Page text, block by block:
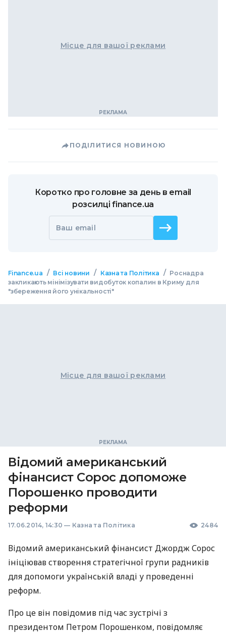
Місце для вашої реклами
ПОДІЛИТИСЯ НОВИНОЮ
Коротко про головне за день в email
розсилці finance.ua
Ваш email
Finance.ua / Всі новини / Казна та Політика / Роснадра
закликають мінімізувати видобуток копалин в Криму для
"збереження його унікальності"
Місце для вашої реклами
Відомий американський
фінансист Сорос допоможе
Порошенко проводити
реформи
17.06.2014, 14:30 — Казна та Політика 2484
Відомий американський фінансист Джордж Сорос
ініціював створення стратегічної групи радників
для допомоги українській владі у проведенні
реформ.
Про це він повідомив під час зустрічі з
президентом Петром Порошенком, повідомляє